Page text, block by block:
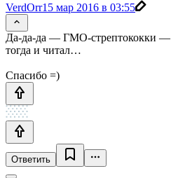
VerdOrr15 мар 2016 в 03:55
Да-да-да — ГМО-стрептококки —
тогда и читал…
Спасибо =)
Ответить